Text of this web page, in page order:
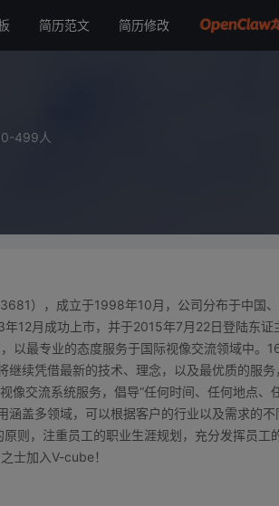
简历范文 简历修改
499人
），成立于1998年10月，公司分布于中国
12月成功上市，并于2015年7月22日登陆东证
以最专业的态度服务于国际视像交流领域中。
继续凭借最新的技术、理念，以及最优质的服
像交流系统服务，倡导“任何时间、任何地点
涵盖多领域，可以根据客户的行业以及需求的
则，注重员工的职业生涯规划，充分发挥员工
士加入V-cube！